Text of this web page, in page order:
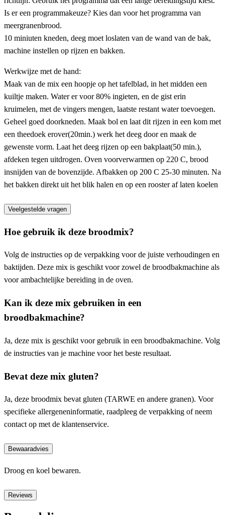
Is er een programmakeuze? Kies dan voor het programma van
meergranenbrood.
10 miniuten kneden, deeg moet loslaten van de wand van de bak,
machine instellen op rijzen en bakken.
Werkwijze met de hand:
Maak van de mix een hoopje op het tafelblad, in het midden een
kuiltje maken. Water er voor 80% ingieten, en de gist erin
kruimelen, met de vingers mengen, laatste restant water toevoegen.
Geheel goed doorkneden. Maak bol en laat dit rijzen in een kom met
een theedoek erover(20min.) werk het deeg door en maak de
gewenste vorm. Laat het deeg rijzen op een bakplaat(50 min.),
afdeken tegen uitdrogen. Oven voorverwarmen op 220 C, brood
insnijden van de bovenzijde. Afbakken op 200 C 25-30 minuten. Na
het bakken direkt uit het blik halen en op een rooster af laten koelen
Veelgestelde vragen
Hoe gebruik ik deze broodmix?
Volg de instructies op de verpakking voor de juiste verhoudingen en
baktijden. Deze mix is geschikt voor zowel de broodbakmachine als
voor ambachtelijke bereiding in de oven.
Kan ik deze mix gebruiken in een
broodbakmachine?
Ja, deze mix is geschikt voor gebruik in een broodbakmachine. Volg
de instructies van je machine voor het beste resultaat.
Bevat deze mix gluten?
Ja, deze broodmix bevat gluten (TARWE en andere granen). Voor
specifieke allergeneninformatie, raadpleeg de verpakking of neem
contact op met de klantenservice.
Bewaaradvies
Droog en koel bewaren.
Reviews